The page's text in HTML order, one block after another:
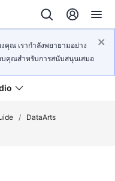
ณ เรากำลังพยายามอย่าง
บคุณสำหรับการสนับสนุนเสมอ
/
DataArts